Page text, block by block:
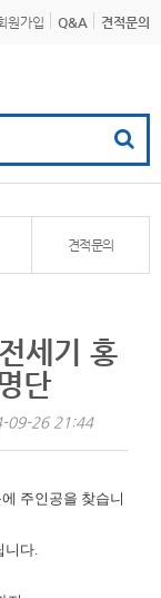
원가입 Q&A 견적문의
견적문의
세기 홍
단
09-26 21:44
주인공을 찾습니
니다.